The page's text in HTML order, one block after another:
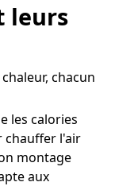
leurs
chacun
les calories
chauffer l'air
montage
aux